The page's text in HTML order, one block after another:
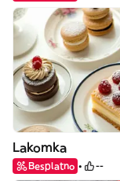
Lakomka
Besplatno --